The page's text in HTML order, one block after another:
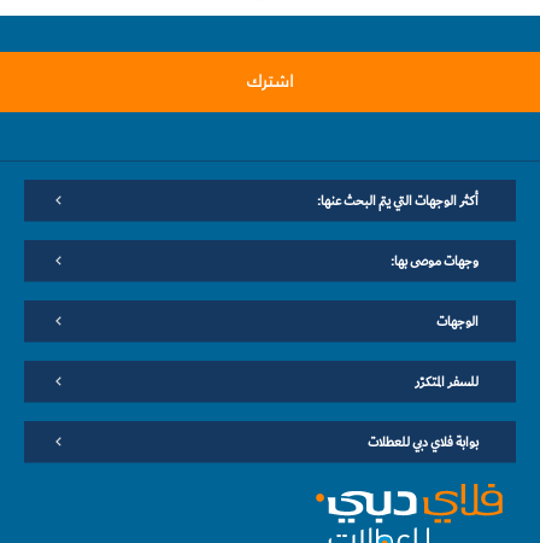
اشترك
أكثر الوجهات التي يتم البحث عنها:
وجهات موصى بها:
الوجهات
للسفر المتكرّر
بوابة فلاي دبي للعطلات